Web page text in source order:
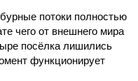
потоки полностью
чего от внешнего мира
посёлка лишились
функционирует